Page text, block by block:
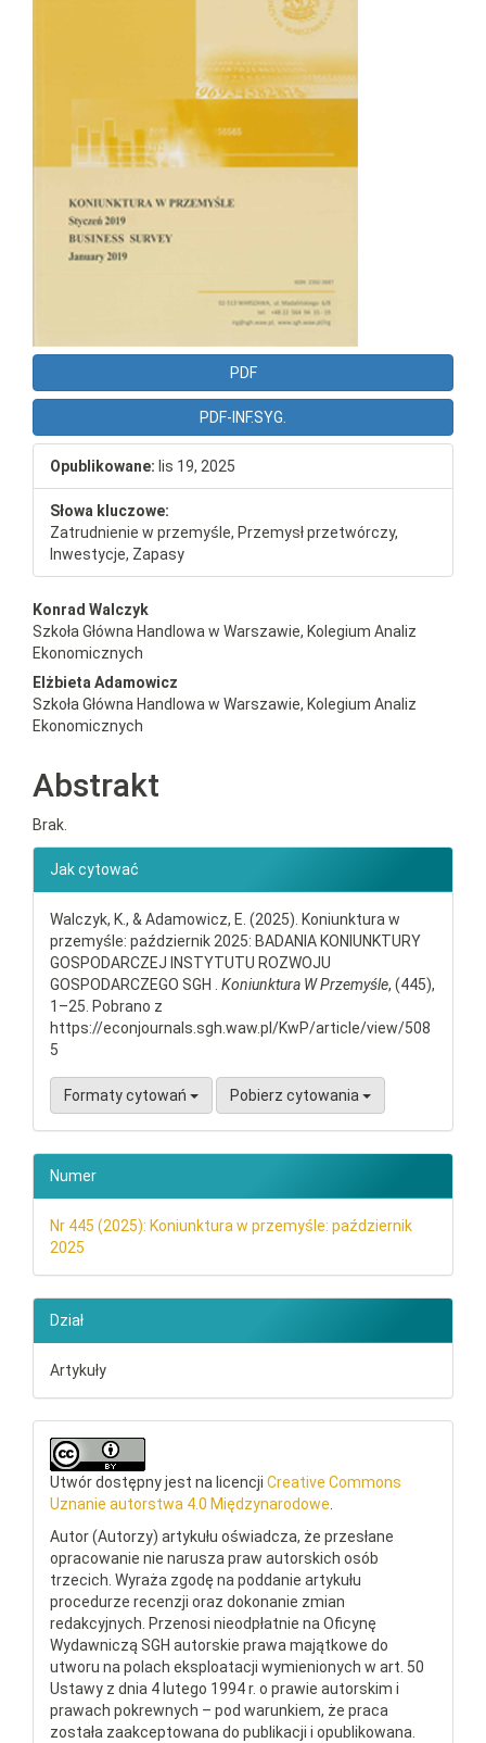
PDF
PDF-INF.SYG.
Opublikowane: lis 19, 2025
Słowa kluczowe:
Zatrudnienie w przemyśle, Przemysł przetwórczy,
Inwestycje, Zapasy
Konrad Walczyk
Szkoła Główna Handlowa w Warszawie, Kolegium Analiz
Ekonomicznych
Elżbieta Adamowicz
Szkoła Główna Handlowa w Warszawie, Kolegium Analiz
Ekonomicznych
Abstrakt
Brak.
Jak cytować
Walczyk, K., & Adamowicz, E. (2025). Koniunktura w
przemyśle: październik 2025: BADANIA KONIUNKTURY
GOSPODARCZEJ INSTYTUTU ROZWOJU
GOSPODARCZEGO SGH . Koniunktura W Przemyśle, (445),
1–25. Pobrano z
https://econjournals.sgh.waw.pl/KwP/article/view/508
5
Formaty cytowań Pobierz cytowania
Numer
Nr 445 (2025): Koniunktura w przemyśle: październik
2025
Dział
Artykuły
Utwór dostępny jest na licencji Creative Commons
Uznanie autorstwa 4.0 Międzynarodowe
Autor (Autorzy) artykułu oświadcza, że przesłane
opracowanie nie narusza praw autorskich osób
trzecich. Wyraża zgodę na poddanie artykułu
procedurze recenzji oraz dokonanie zmian
redakcyjnych. Przenosi nieodpłatnie na Oficynę
Wydawniczą SGH autorskie prawa majątkowe do
utworu na polach eksploatacji wymienionych w art. 50
Ustawy z dnia 4 lutego 1994 r. o prawie autorskim i
prawach pokrewnych – pod warunkiem, że praca
została zaakceptowana do publikacji i opublikowana.